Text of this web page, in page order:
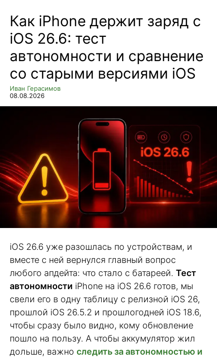
Как iPhone держит заряд с
iOS 26.6: тест
автономности и сравнение
со старыми версиями iOS
Иван Герасимов
08.08.2026
iOS 26.6 уже разошлась по устройствам, и
вместе с ней вернулся главный вопрос
любого апдейта: что стало с батареей. Тест
автономности iPhone на iOS 26.6 готов, мы
свели его в одну таблицу с релизной iOS 26,
прошлой iOS 26.5.2 и прошлогодней iOS 18.6,
чтобы сразу было видно, кому обновление
пошло на пользу. А чтобы аккумулятор жил
дольше, важно следить за автономностью и